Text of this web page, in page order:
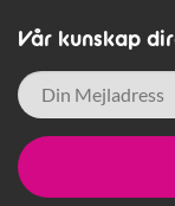
Vår kunskap
E-
post *